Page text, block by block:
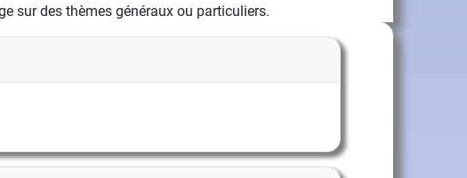
sur des thèmes généraux ou particuliers.